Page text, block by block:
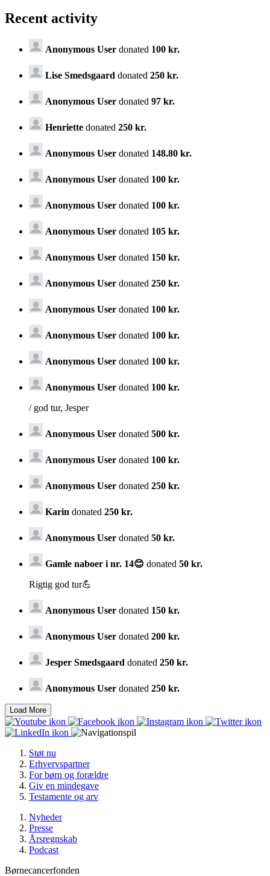
Recent activity
Anonymous User donated 100 kr.
Lise Smedsgaard donated 250 kr.
Anonymous User donated 97 kr.
Henriette donated 250 kr.
Anonymous User donated 148.80 kr.
Anonymous User donated 100 kr.
Anonymous User donated 100 kr.
Anonymous User donated 105 kr.
Anonymous User donated 150 kr.
Anonymous User donated 250 kr.
Anonymous User donated 100 kr.
Anonymous User donated 100 kr.
Anonymous User donated 100 kr.
Anonymous User donated 100 kr.
/ god tur, Jesper
Anonymous User donated 500 kr.
Anonymous User donated 100 kr.
Anonymous User donated 250 kr.
Karin donated 250 kr.
Anonymous User donated 50 kr.
Gamle naboer i nr. 14😊 donated 50 kr.
Rigtig god tur💪
Anonymous User donated 150 kr.
Anonymous User donated 200 kr.
Jesper Smedsgaard donated 250 kr.
Anonymous User donated 250 kr.
Støt nu
Erhvervspartner
For børn og forældre
Giv en mindegave
Testamente og arv
Nyheder
Presse
Årsregnskab
Podcast
Børnecancerfonden